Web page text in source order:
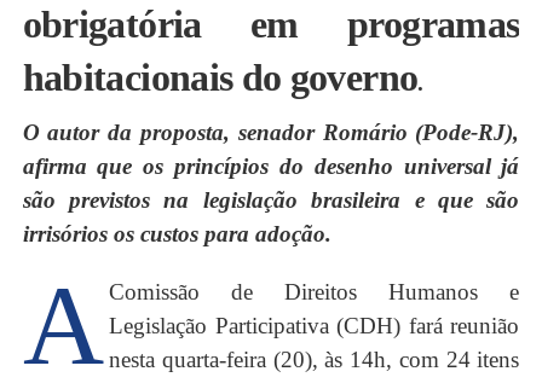
obrigatória em programas
habitacionais do governo.
O autor da proposta, senador Romário (Pode-RJ),
afirma que os princípios do desenho universal já
são previstos na legislação brasileira e que são
irrisórios os custos para adoção.
A Comissão de Direitos Humanos e
Legislação Participativa (CDH) fará reunião
nesta quarta-feira (20), às 14h, com 24 itens